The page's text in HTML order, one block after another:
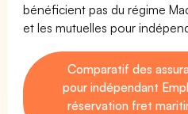
bénéficient pas du régime
et les mutuelles pour
Comparatif des
pour indépendant
réservation fret